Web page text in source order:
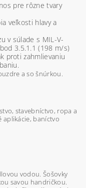
pre rôzne tvary
veľkosti hlavy a
v súlade s MIL-V-
3.5.1.1 (198 m/s)
proti zahmlievaniu
a so šnúrkou.
stavebníctvo, ropa a
aplikácie, baníctvo
vodou. Šošovky
savou handričkou.